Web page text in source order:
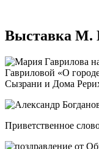
Выставка М.
Гавриловой «О
Сызрани и Дома
Приветственное